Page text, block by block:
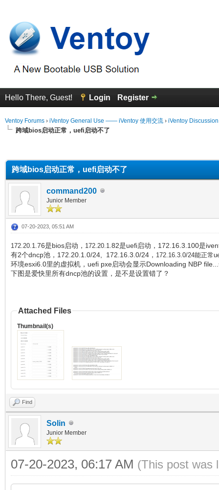
Hello There, Guest! Login Register
Ventoy Forums › iVentoy General Use —— iVentoy 使用交流 › iVentoy
跨域bios启动正常，uefi启动不了
跨域bios启动正常，uefi启动不了
command200
Junior Member
07-20-2023, 05:51 AM
172. 20.1. 76是bios启动， 172. 20.1. 82是uefi启动，172.16.3.100是
有2个dncp池，172.20.1.0/24, 172.16.3.0/24， 172.16.3.0/24能正常
环境esxi6.0里的虚拟机，uefi pxe启动会显示Downloading NBP
下图是爱快里所有dncp池的设置，是不是设置错了？
Attached Files
Thumbnail(s)
Find
Solin
Junior Member
07-20-2023, 06:17 AM (This post was